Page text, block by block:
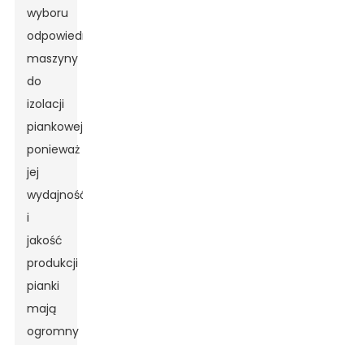
wyboru
odpowiedniej
maszyny
do
izolacji
piankowej,
ponieważ
jej
wydajność
i
jakość
produkcji
pianki
mają
ogromny